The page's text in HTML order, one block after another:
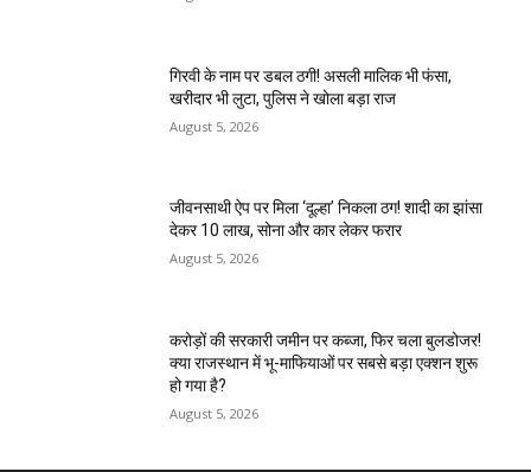
गिरवी के नाम पर डबल ठगी! असली मालिक भी फंसा,
खरीदार भी लुटा, पुलिस ने खोला बड़ा राज
August 5, 2026
जीवनसाथी ऐप पर मिला ‘दूल्हा’ निकला ठग! शादी का झांसा
देकर 10 लाख, सोना और कार लेकर फरार
August 5, 2026
करोड़ों की सरकारी जमीन पर कब्जा, फिर चला बुलडोजर!
क्या राजस्थान में भू-माफियाओं पर सबसे बड़ा एक्शन शुरू
हो गया है?
August 5, 2026